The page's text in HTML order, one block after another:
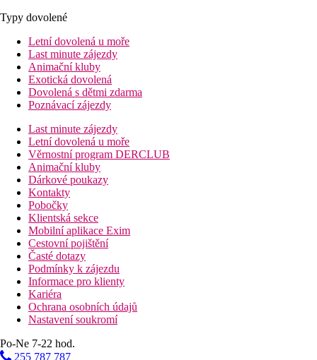
Typy dovolené
Letní dovolená u moře
Last minute zájezdy
Animační kluby
Exotická dovolená
Dovolená s dětmi zdarma
Poznávací zájezdy
Last minute zájezdy
Letní dovolená u moře
Věrnostní program DERCLUB
Animační kluby
Dárkové poukazy
Kontakty
Pobočky
Klientská sekce
Mobilní aplikace Exim
Cestovní pojištění
Časté dotazy
Podmínky k zájezdu
Informace pro klienty
Kariéra
Ochrana osobních údajů
Nastavení soukromí
Po-Ne 7-22 hod.
255 787 787